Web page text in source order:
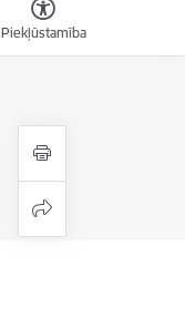
Piekļūstamība